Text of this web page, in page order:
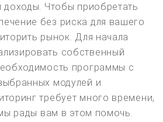
доходы. Чтобы приобретать
без риска для вашего
рынок. Для начала
собственный
программы с
модулей и
требует много времени,
рады вам в этом помочь.